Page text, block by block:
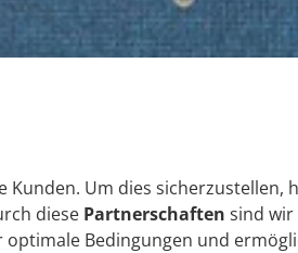
Um dies sicherzustellen,
diese Partnerschaften sind wir
Bedingungen und